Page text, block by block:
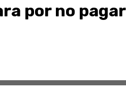
por no pagar